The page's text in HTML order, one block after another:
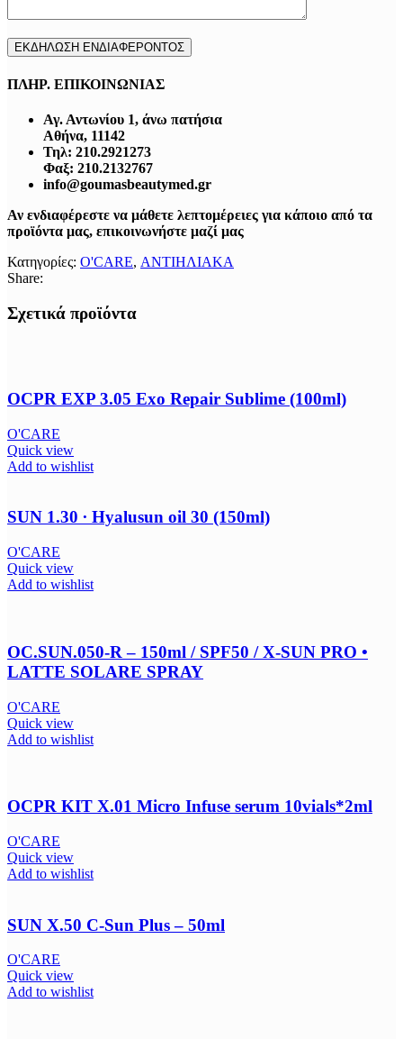
ΠΛΗΡ. ΕΠΙΚΟΙΝΩΝΙΑΣ
Αγ. Αντωνίου 1, άνω πατήσια
Αθήνα, 11142
Τηλ: 210.2921273
Φαξ: 210.2132767
info@goumasbeautymed.gr
Αν ενδιαφέρεστε να μάθετε λεπτομέρειες για κάποιο από τα
προϊόντα μας, επικοινωνήστε μαζί μας
Κατηγορίες: O'CARE, ΑΝΤΙΗΛΙΑΚΑ
Share:
Σχετικά προϊόντα
OCPR EXP 3.05 Exo Repair Sublime (100ml)
O'CARE
Quick view
Add to wishlist
SUN 1.30 ∙ Hyalusun oil 30 (150ml)
O'CARE
Quick view
Add to wishlist
OC.SUN.050-R – 150ml / SPF50 / X-SUN PRO •
LATTE SOLARE SPRAY
O'CARE
Quick view
Add to wishlist
OCPR KIT X.01 Micro Infuse serum 10vials*2ml
O'CARE
Quick view
Add to wishlist
SUN X.50 C-Sun Plus – 50ml
O'CARE
Quick view
Add to wishlist